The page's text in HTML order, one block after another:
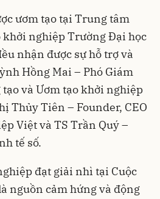
ươm tạo tại Trung tâm
khởi nghiệp Trường Đại học
nhận được sự hỗ trợ và
Hồng Mai – Phó Giám
và Ươm tạo khởi nghiệp
Thủy Tiên – Founder, CEO
Việt và TS Trần Quý –
tế số.
đạt giải nhì tại Cuộc
nguồn cảm hứng và động